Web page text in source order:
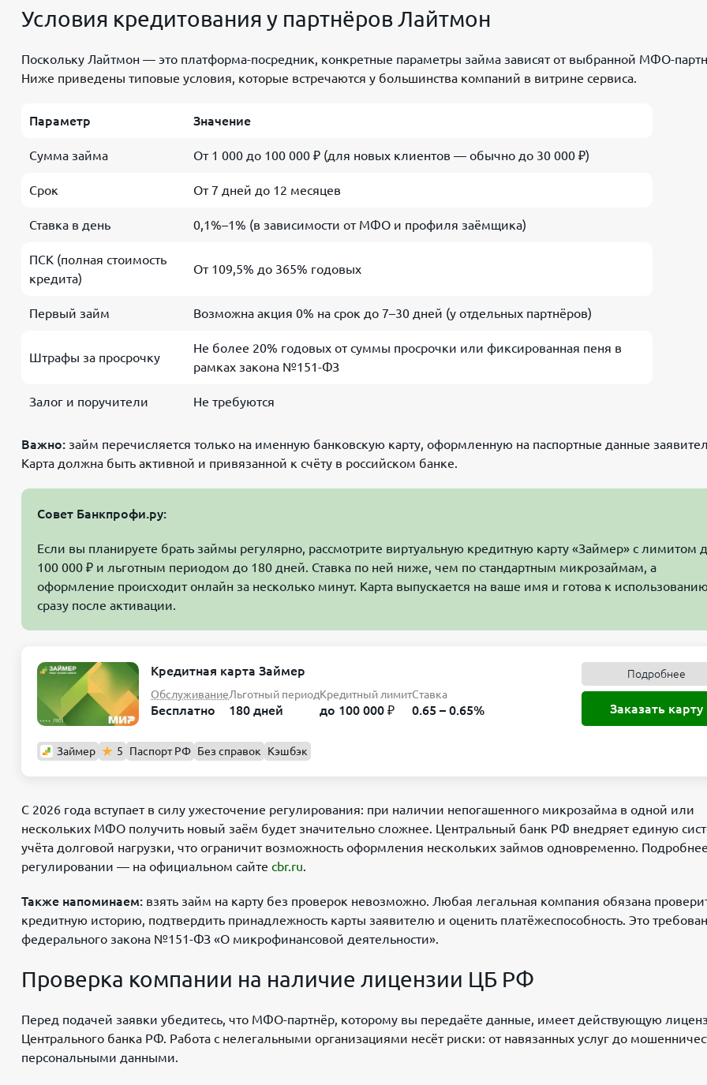
Условия кредитования у партнёров Лайтмон
Поскольку Лайтмон — это платформа-посредник, конкретные параметры займа зависят от выбранной МФО-
Ниже приведены типовые условия, которые встречаются у большинства компаний в витрине сервиса.
Параметр Значение
Сумма займа От 1 000 до 100 000 ₽ (для новых клиентов — обычно до 30 000 ₽)
Срок От 7 дней до 12 месяцев
Ставка в день 0,1%–1% (в зависимости от МФО и профиля заёмщика)
ПСК (полная стоимость
кредита)
От 109,5% до 365% годовых
Первый займ Возможна акция 0% на срок до 7–30 дней (у отдельных партнёров)
Штрафы за просрочку
Не более 20% годовых от суммы просрочки или фиксированная пеня в
рамках закона №151-ФЗ
Залог и поручители Не требуются
Важно: займ перечисляется только на именную банковскую карту, оформленную на паспортные данные
Карта должна быть активной и привязанной к счёту в российском банке.
Совет Банкпрофи.ру:
Если вы планируете брать займы регулярно, рассмотрите виртуальную кредитную карту «Займер» с лимитом
100 000 ₽ и льготным периодом до 180 дней. Ставка по ней ниже, чем по стандартным микрозаймам, а
оформление происходит онлайн за несколько минут. Карта выпускается на ваше имя и готова к
сразу после активации.
Кредитная карта Займер
Обслуживание
Бесплатно
Льготный период
180 дней
Кредитный лимит
до 100 000 ₽
Ставка
0.65 – 0.65%
Займер 5 Паспорт РФ Без справок Кэшбэк
Подробнее
Заказать карту
С 2026 года вступает в силу ужесточение регулирования: при наличии непогашенного микрозайма в одной или
нескольких МФО получить новый заём будет значительно сложнее. Центральный банк РФ внедряет единую
учёта долговой нагрузки, что ограничит возможность оформления нескольких займов одновременно.
регулировании — на официальном сайте cbr.ru.
Также напоминаем: взять займ на карту без проверок невозможно. Любая легальная компания обязана
кредитную историю, подтвердить принадлежность карты заявителю и оценить платёжеспособность. Это
федерального закона №151-ФЗ «О микрофинансовой деятельности».
Проверка компании на наличие лицензии ЦБ РФ
Перед подачей заявки убедитесь, что МФО-партнёр, которому вы передаёте данные, имеет действующую
Центрального банка РФ. Работа с нелегальными организациями несёт риски: от навязанных услуг до
персональными данными.